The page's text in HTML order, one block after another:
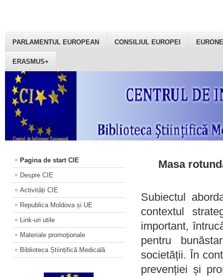
PARLAMENTUL EUROPEAN CONSILIUL EUROPEI
ERASMUS+
Pagina de start CIE
Despre CIE
Activități CIE
Republica Moldova și UE
Link-uri utile
Materiale promoţionale
Biblioteca Științifică Medicală
Masa
Subiectul
contextul
important,
pentru
societății. În
prevenției și